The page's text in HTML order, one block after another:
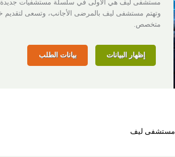
وتهتم مستشفى ليف بالمرضى الأجانب، وتسعى
متخصص.
إظهار البيانات بيانات الطلب
مستشفى ليف